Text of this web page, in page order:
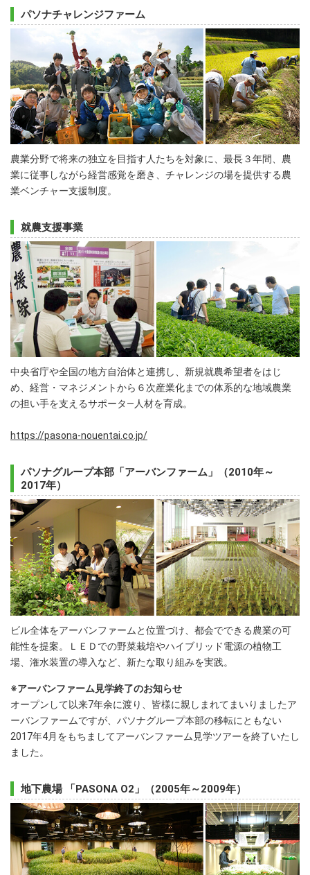
パソナチャレンジファーム
農業分野で将来の独立を目指す人たちを対象に、最長３年間、農
業に従事しながら経営感覚を磨き、チャレンジの場を提供する農
業ベンチャー支援制度。
就農支援事業
中央省庁や全国の地方自治体と連携し、新規就農希望者をはじ
め、経営・マネジメントから６次産業化までの体系的な地域農業
の担い手を支えるサポータ―人材を育成。
https://pasona-nouentai.co.jp/
パソナグループ本部「アーバンファーム」（2010年～
2017年）
ビル全体をアーバンファームと位置づけ、都会でできる農業の可
能性を提案。ＬＥＤでの野菜栽培やハイブリッド電源の植物工
場、潅水装置の導入など、新たな取り組みを実践。
※アーバンファーム見学終了のお知らせ
オープンして以来7年余に渡り、皆様に親しまれてまいりましたア
ーバンファームですが、パソナグループ本部の移転にともない
2017年4月をもちましてアーバンファーム見学ツアーを終了いたし
ました。
地下農場 「PASONA O2」（2005年～2009年）